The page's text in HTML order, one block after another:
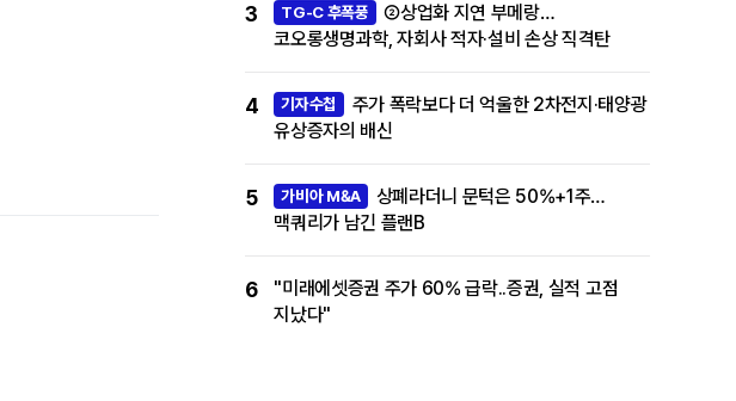
3 TG-C 후폭풍
②상업화 지연 부메랑…
코오롱생명과학, 자회사 적자·설비 손상 직격탄
4 기자수첩
주가 폭락보다 더 억울한 2차전지·태양광
유상증자의 배신
5 가비아 M&A
상폐라더니 문턱은 50%+1주…
맥쿼리가 남긴 플랜B
6
"미래에셋증권 주가 60% 급락..증권, 실적 고점
지났다"